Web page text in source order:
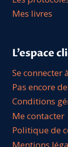
Mes livres
L’espace
Se connecter
Pas encore
Conditions
Me contacter
Politique de
Mentions